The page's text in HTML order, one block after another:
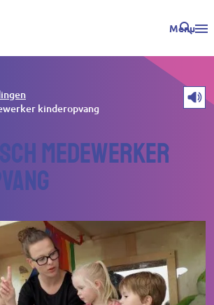
Menu
kinderopvang
medewerker